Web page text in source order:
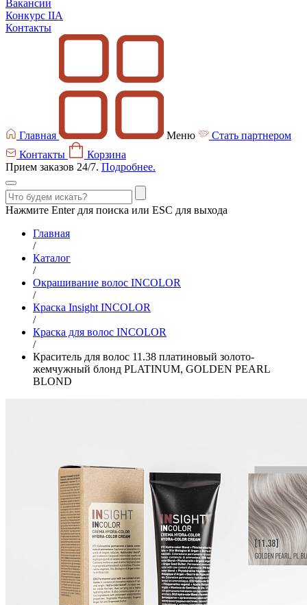
Вакансии
Конкурс IIA
Контакты
Главная Меню
Стать партнером
Контакты
Корзина
Прием заказов 24/7. Подробнее.
Нажмите Enter для поиска или ESC для выхода
Главная
/
Каталог
/
Окрашивание волос INCOLOR
/
Краска Insight INCOLOR
/
Краска для волос INCOLOR
/
Краситель для волос 11.38 платиновый золото-
жемчужный блонд PLATINUM, GOLDEN PEARL
BLOND